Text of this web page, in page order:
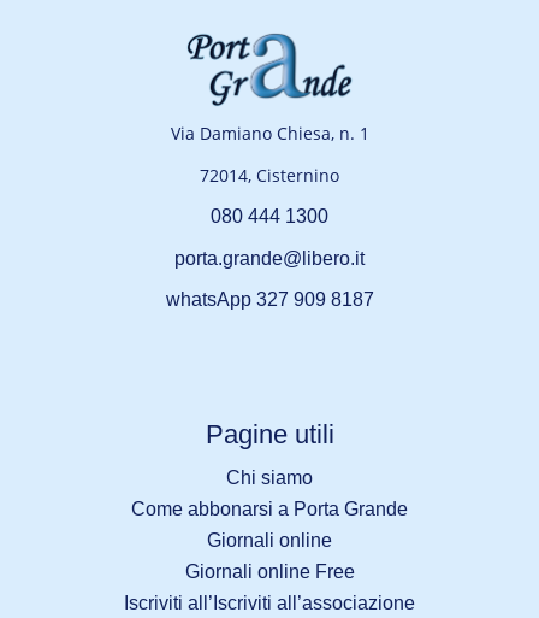
Via Damiano Chiesa, n. 1
72014, Cisternino
080 444 1300
porta.grande@libero.it
whatsApp 327 909 8187
Pagine utili
Chi siamo
Come abbonarsi a Porta Grande
Giornali online
Giornali online Free
Iscriviti all’Iscriviti all’associazione